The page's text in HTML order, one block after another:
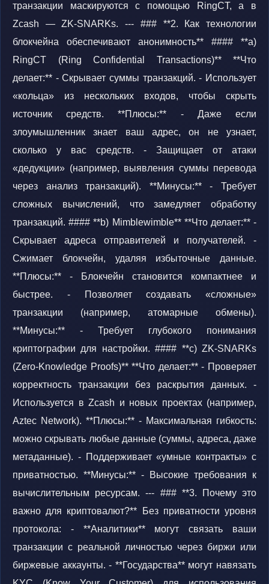
транзакции маскируются с помощью RingCT, а в
Zcash — ZK-SNARKs. --- ### **2. Как технологии
блокчейна обеспечивают анонимность** #### **a)
RingCT (Ring Confidential Transactions)** **Что
делает:** - Скрывает суммы транзакций. - Использует
«кольца» из нескольких входов, чтобы скрыть
источник средств. **Плюсы:** - Даже если
злоумышленник знает ваш адрес, он не узнает,
сколько у вас средств. - Защищает от атаки
«дедукции» (например, выявления суммы перевода
через анализ транзакций). **Минусы:** - Требует
сложных вычислений, что замедляет обработку
транзакций. #### **b) Mimblewimble** **Что делает:** -
Скрывает адреса отправителей и получателей. -
Сжимает блокчейн, удаляя избыточные данные.
**Плюсы:** - Блокчейн становится компактнее и
быстрее. - Позволяет создавать «сложные»
транзакции (например, атомарные обмены).
**Минусы:** - Требует глубокого понимания
криптографии для настройки. #### **c) ZK-SNARKs
(Zero-Knowledge Proofs)** **Что делает:** - Проверяет
корректность транзакции без раскрытия данных. -
Используется в Zcash и новых проектах (например,
Aztec Network). **Плюсы:** - Максимальная гибкость:
можно скрывать любые данные (суммы, адреса, даже
метаданные). - Поддерживает «умные контракты» с
приватностью. **Минусы:** - Высокие требования к
вычислительным ресурсам. --- ### **3. Почему это
важно для криптовалют?** Без приватности уровня
протокола: - **Аналитики** могут связать ваши
транзакции с реальной личностью через биржи или
биржевые аккаунты. - **Государства** могут навязать